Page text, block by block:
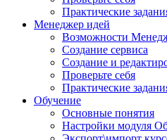
Практические
Менеджер идей
Возможности
Создание сервиса
Создание и
Проверьте себя
Практические
Обучение
Основные понятия
Настройки модуля